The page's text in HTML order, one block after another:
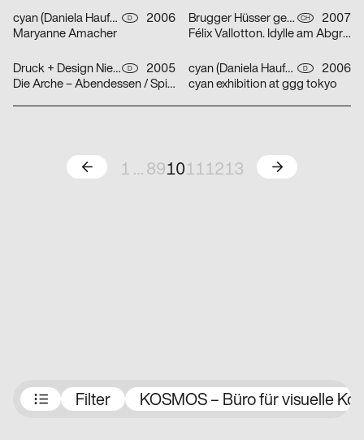
Preisträger:innen
Filter KOSMOS – Büro für visuelle
cyan (Daniela Haufe + Detlef Fiedler) D
2006
Maryanne Amacher
Brugger Hüsser gestalten CH
2007
Félix Vallotton. Idylle am Abgrund
Druck + Design Niehoff GmbH D
2005
Die Arche – Abendessen / Spielplatz
cyan (Daniela Haufe + Detlef Fiedler) D
2006
cyan exhibition at ggg tokyo
Zurück
1 … 8910111213